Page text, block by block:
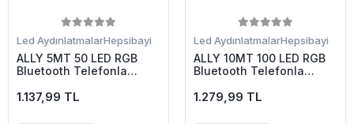
Led AydınlatmalarHepsibayi
ALLY 5MT 50 LED RGB
Bluetooth Telefonla
Lamba İos-Android-
1.137,99 TL
Led AydınlatmalarHepsibayi
ALLY 10MT 100 LED RGB
Bluetooth Telefonla
Lamba İos-Android-
1.279,99 TL